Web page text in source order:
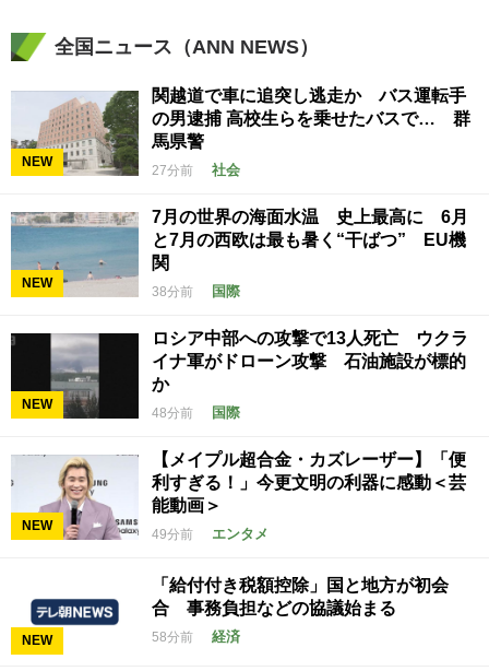
全国ニュース（ANN NEWS）
NEW
関越道で車に追突し逃走か バス運転手
の男逮捕 高校生らを乗せたバスで… 群
馬県警
27分前 社会
NEW
7月の世界の海面水温 史上最高に 6月
と7月の西欧は最も暑く“干ばつ” EU機
関
38分前 国際
NEW
ロシア中部への攻撃で13人死亡 ウクラ
イナ軍がドローン攻撃 石油施設が標的
か
48分前 国際
NEW
【メイプル超合金・カズレーザー】「便
利すぎる！」今更文明の利器に感動＜芸
能動画＞
49分前 エンタメ
NEW
「給付付き税額控除」国と地方が初会
合 事務負担などの協議始まる
58分前 経済